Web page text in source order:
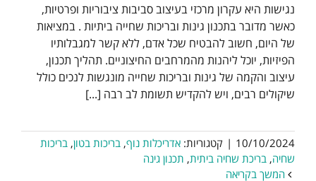
נגישות היא עקרון מרכזי בעיצוב סביבות ציבוריות ופרטיות,
כאשר מדובר בתכנון גינות ובריכות שחייה ביתיות . במציאות
של היום, חשוב להבטיח שכל אדם, ללא קשר למגבלותיו
הפיזיות, יוכל ליהנות מהמרחבים החיצוניים. תהליך תכנון,
עיצוב והקמה של גינות ובריכות שחייה מונגשות לנכים כולל
שיקולים רבים, ויש להקדיש תשומת לב רבה [...]
10/10/2024
| קטגוריות: אדריכלות נוף, בריכות בטון, בריכות
שחיה, בריכת שחיה ביתית, תכנון גינה
המשך בקריאה